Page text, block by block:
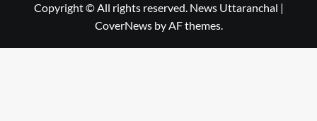
Copyright © All rights reserved. News Uttaranchal |
CoverNewsby AF themes.